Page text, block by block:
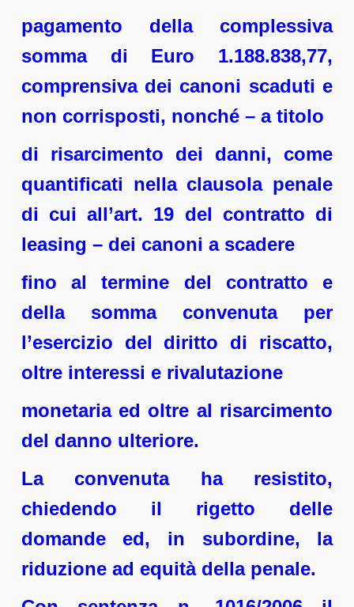
pagamento della complessiva
somma di Euro 1.188.838,77,
comprensiva dei canoni scaduti e
non corrisposti, nonché – a titolo
di risarcimento dei danni, come
quantificati nella clausola penale
di cui all’art. 19 del contratto di
leasing – dei canoni a scadere
fino al termine del contratto e
della somma convenuta per
l’esercizio del diritto di riscatto,
oltre interessi e rivalutazione
monetaria ed oltre al risarcimento
del danno ulteriore.
La convenuta ha resistito,
chiedendo il rigetto delle
domande ed, in subordine, la
riduzione ad equità della penale.